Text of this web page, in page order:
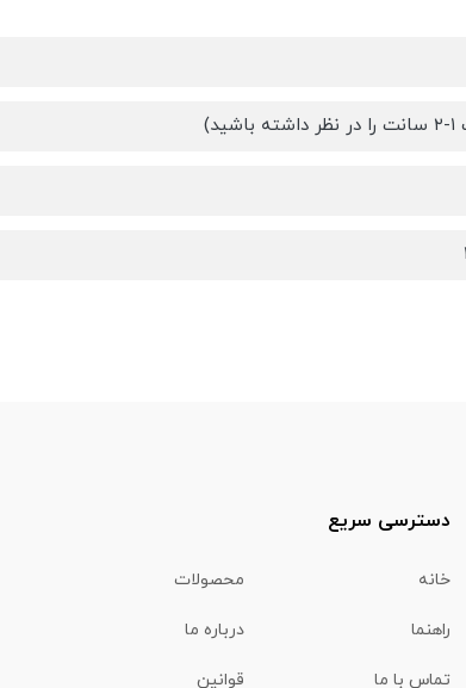
دسترسی سریع
خانه محصولات
راهنما درباره ما
تماس با ما قوانین